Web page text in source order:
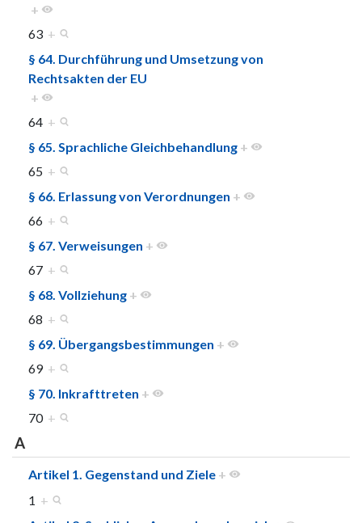
+
63 +
§ 64. Durchführung und Umsetzung von
Rechtsakten der EU
+
64 +
§ 65. Sprachliche Gleichbehandlung +
65 +
§ 66. Erlassung von Verordnungen +
66 +
§ 67. Verweisungen +
67 +
§ 68. Vollziehung +
68 +
§ 69. Übergangsbestimmungen +
69 +
§ 70. Inkrafttreten +
70 +
A
Artikel 1. Gegenstand und Ziele +
1 +